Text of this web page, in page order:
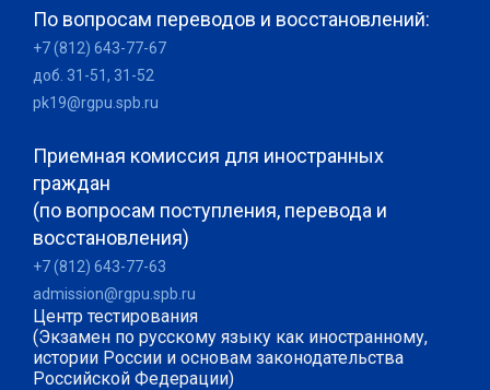
По вопросам переводов и восстановлений:
+7 (812) 643-77-67
доб. 31-51, 31-52
pk19@rgpu.spb.ru
Приемная комиссия для иностранных
граждан
(по вопросам поступления, перевода и
восстановления)
+7 (812) 643-77-63
admission@rgpu.spb.ru
Центр тестирования
(Экзамен по русскому языку как иностранному,
истории России и основам законодательства
Российской Федерации)